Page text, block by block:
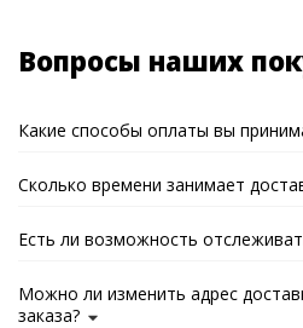
Вопросы наших
Какие способы оплаты вы
Сколько времени занимает
Есть ли возможность
Можно ли изменить адрес
заказа?